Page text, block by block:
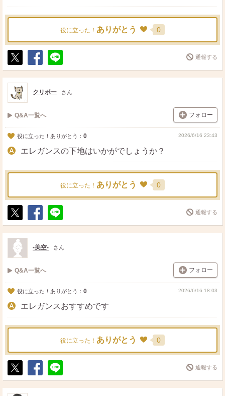
役に立った！ ありがとう 0
ポ
ス
ト
シ
ェ
送
る
通報する
クリボー さん
Q&A一覧へ フォロー
役に立った！ありがとう： 0 2026/6/16 23:43
エレガンスの下地はいかがでしょうか？
役に立った！ ありがとう 0
ポ
ス
ト
シ
ェ
送
る
通報する
-美空- さん
Q&A一覧へ フォロー
役に立った！ありがとう： 0 2026/6/16 18:03
エレガンスおすすめです
役に立った！ ありがとう 0
ポ
ス
シ
ェ
送
る
通報する